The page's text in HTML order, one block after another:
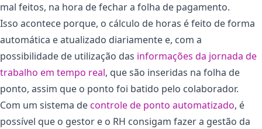
mal feitos, na hora de fechar a folha de pagamento.
Isso acontece porque, o cálculo de horas é feito de forma
automática e atualizado diariamente e, com a
possibilidade de utilização das informações da jornada de
trabalho em tempo real, que são inseridas na folha de
ponto, assim que o ponto foi batido pelo colaborador.
Com um sistema decontrole de ponto automatizado, é
possível que o gestor e o RH consigam fazer a gestão da